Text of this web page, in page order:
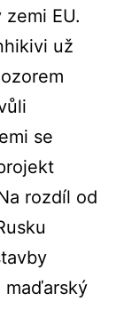
EU.
už
se
rozdíl od
maďarský